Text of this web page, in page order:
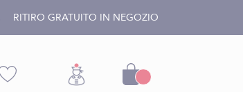
RITIRO GRATUITO IN NEGOZIO